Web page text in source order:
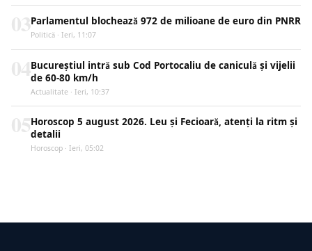
Parlamentul blochează 972 de milioane de euro din PNRR
Politică · Ieri, 11:07
Bucureștiul intră sub Cod Portocaliu de caniculă și vijelii
de 60-80 km/h
Actualitate · Ieri, 10:37
Horoscop 5 august 2026. Leu și Fecioară, atenți la ritm și
detalii
Horoscop · Ieri, 05:02